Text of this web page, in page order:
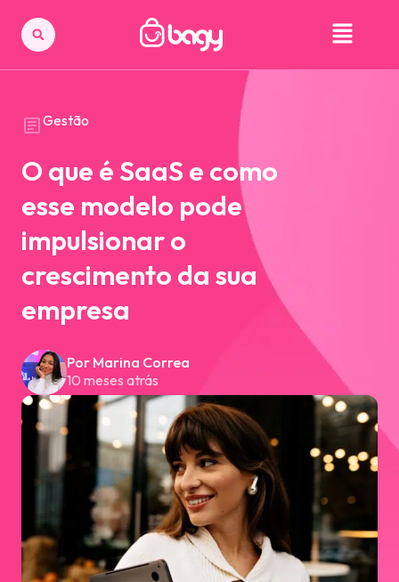
Gestão
O que é SaaS e como
esse modelo pode
impulsionar o
crescimento da sua
empresa
Por Marina Correa
10 meses atrás